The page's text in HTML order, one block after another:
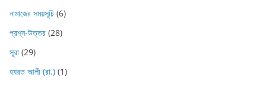
নামাজের সময়সূচি (6)
প্রশ্ন-উত্তর (28)
সূরা (29)
হযরত আলী (রা.) (1)